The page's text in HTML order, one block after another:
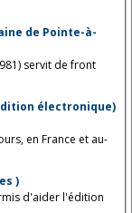
de Pointe-à-
servit de front
électronique)
en France et au-
)
d'aider l'édition